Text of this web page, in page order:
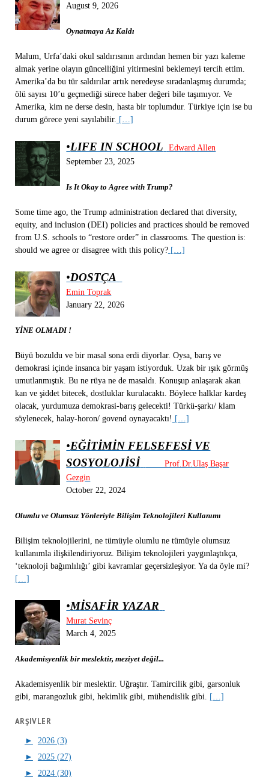
August 9, 2026
Oynatmaya Az Kaldı
Malum, Urfa’daki okul saldırısının ardından hemen bir yazı kaleme
almak yerine olayın güncelliğini yitirmesini beklemeyi tercih ettim.
Amerika’da bu tür saldırılar artık neredeyse sıradanlaşmış durumda;
ölü sayısı 10’u geçmediği sürece haber değeri bile taşımıyor. Ve
Amerika, kim ne derse desin, hasta bir toplumdur. Türkiye için ise bu
durum görece yeni sayılabilir. […]
•LIFE IN SCHOOL
Edward Allen
September 23, 2025
Is It Okay to Agree with Trump?
Some time ago, the Trump administration declared that diversity,
equity, and inclusion (DEI) policies and practices should be removed
from U.S. schools to “restore order” in classrooms. The question is:
should we agree or disagree with this policy?[…]
•DOSTÇA
Emin Toprak
January 22, 2026
YİNE OLMADI !
Büyü bozuldu ve bir masal sona erdi diyorlar. Oysa, barış ve
demokrasi içinde insanca bir yaşam istiyorduk. Uzak bir ışık görmüş
umutlanmıştık. Bu ne rüya ne de masaldı. Konuşup anlaşarak akan
kan ve şiddet bitecek, dostluklar kurulacaktı. Böylece halklar kardeş
olacak, yurdumuza demokrasi-barış gelecekti! Türkü-şarkı/ klam
söylenecek, halay-horon/ govend oynayacaktı! […]
•EĞİTİMİN FELSEFESİ VE
SOSYOLOJİSİ
Prof.Dr.Ulaş Başar
Gezgin
October 22, 2024
Olumlu ve Olumsuz Yönleriyle Bilişim Teknolojileri Kullanımı
Bilişim teknolojilerini, ne tümüyle olumlu ne tümüyle olumsuz
kullanımla ilişkilendiriyoruz. Bilişim teknolojileri yaygınlaştıkça,
‘teknoloji bağımlılığı’ gibi kavramlar geçersizleşiyor. Ya da öyle mi?
[…]
•MİSAFİR YAZAR
Murat Sevinç
March 4, 2025
Akademisyenlik bir meslektir, meziyet değil...
Akademisyenlik bir meslektir. Uğraştır. Tamircilik gibi, garsonluk
gibi, marangozluk gibi, hekimlik gibi, mühendislik gibi.
[…]
ARŞIVLER
►
2026 (3)
►
2025 (27)
►
2024 (30)